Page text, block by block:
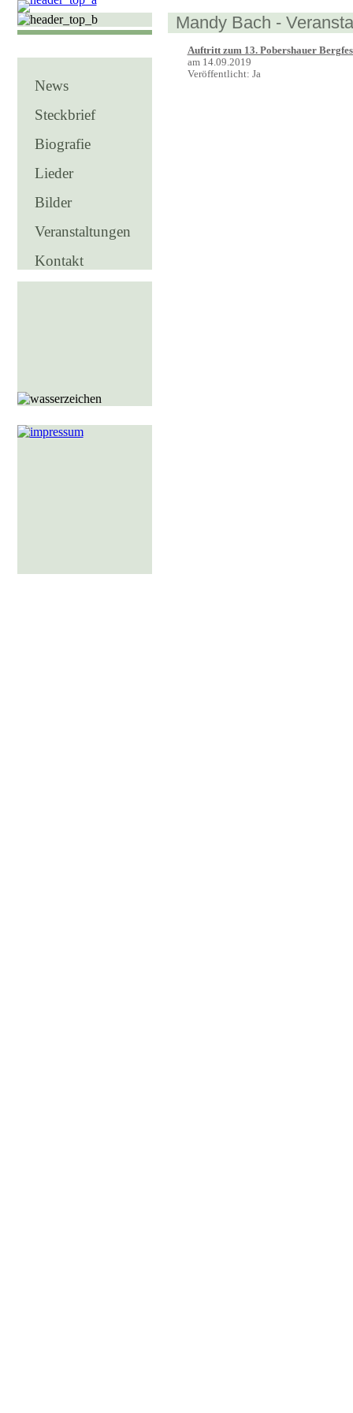
News
Steckbrief
Biografie
Lieder
Bilder
Veranstaltungen
Kontakt
Mandy Bach -
Auftritt zum 13. Pobershauer
am 14.09.2019
Veröffentlicht: Ja